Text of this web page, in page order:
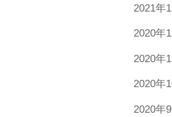
2021年1
2020年
2020年
2020年
2020年9